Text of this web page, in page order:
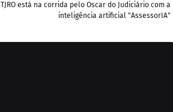
TJRO está na corrida pelo Oscar do Judiciário com a
inteligência artificial "AssessorIA"